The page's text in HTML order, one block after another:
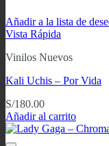
Añadir a la lista de
Vista Rápida
Vinilos Nuevos
Kali Uchis – Por Vida
S/180.00
Añadir al carrito